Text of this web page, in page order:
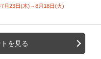
7月23日(木)～8月18日(火)
を見る